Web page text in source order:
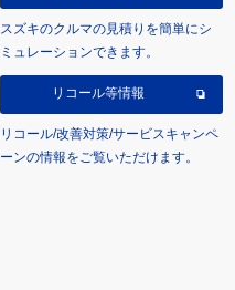
スズキのクルマの見積りを簡単にシ
ミュレーションできます。
リコール等情報
リコール/改善対策/サービスキャンペ
ーンの情報をご覧いただけます。